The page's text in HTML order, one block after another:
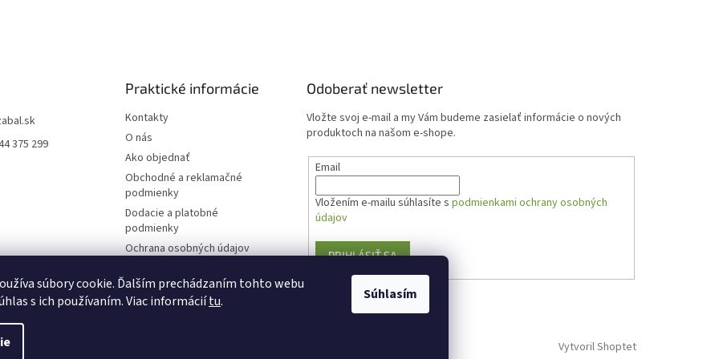
súbory cookie. Ďalším prechádzaním tohto webu
s ich používaním. Viac informáciítu. Súhlasím
375 299
Praktické informácie
Kontakty
O nás
Ako objednať
Obchodné a reklamačné
podmienky
Dodacie a platobné
podmienky
Ochrana osobných údajov
zmluvy
Odoberať newsletter
Vložte svoj e-mail a my Vám budeme zasielať informácie o nových
produktoch na našom e-shope.
Email
Vložením e-mailu súhlasíte spodmienkami ochrany osobných
údajov
PRIHLÁSIŤ SA
Vytvoril Shoptet